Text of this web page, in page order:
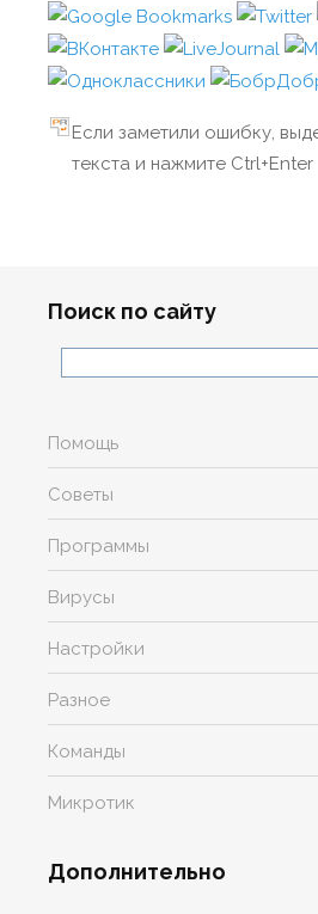
Если заметили ошибку,
текста и нажмите Ctrl+Enter
Поиск по сайту
Помощь
Советы
Программы
Вирусы
Настройки
Разное
Команды
Микротик
Дополнительно